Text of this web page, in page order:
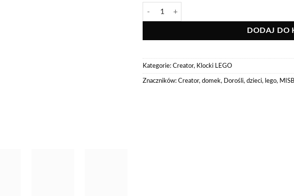
ilość LEGO® 31063 Creator 3w1 - Wakacje na plaży
DODAJ DO
Kategorie: Creator, Klocki LEGO
Znaczników: Creator, domek, Dorośli, dzieci, lego, MISB